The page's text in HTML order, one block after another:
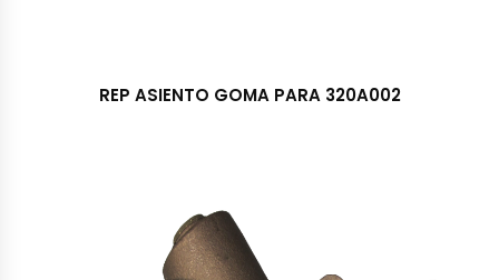
REP ASIENTO GOMA PARA 320A002